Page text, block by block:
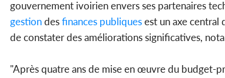
gouvernement ivoirien envers ses partenaires
gestiondesfinances publiquesest un axe central
de constater des améliorations significatives,
"Après quatre ans de mise en œuvre du budget-